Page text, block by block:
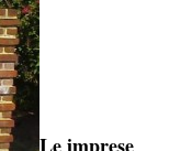
Le imprese